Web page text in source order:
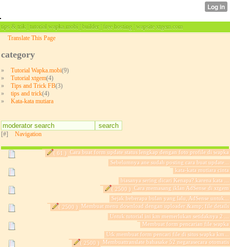
tips & trik | tutorial wapka.mobi | builder | free hosting | wapsite xtgem.com
Translate This Page
category
» Tutorial Wapka.mobi(9)
»
Tutorial xtgem(4)
»
Tips and Trick FB(3)
»
tips and trick(4)
»
Kata-kata mutiara
[#] Navigation
Cara buat form update status lengkap dengan foto profile di wapka
( 61 )
Sebelumnya ane sudah posting cara buat update...
kata-kata mutiara cinta
biasanya sering dicari Kenapa? karena kata ...
Cara memasang iklan AdSense di xtgem
( 2500 )
Sejak beberapa bulan yang lalu, AdSense untuk...
Membuat menu download dengan uploader &amp; file details
( 2500 )
Untuk tutorial ini km memerlukan setidaknya 2 ...
Membuat form pencarian file wapka
Utk membuat form pencari file di situs wapka km...
Membuattranslate bahasake 52 negarasecara otomatis
( 2500 )